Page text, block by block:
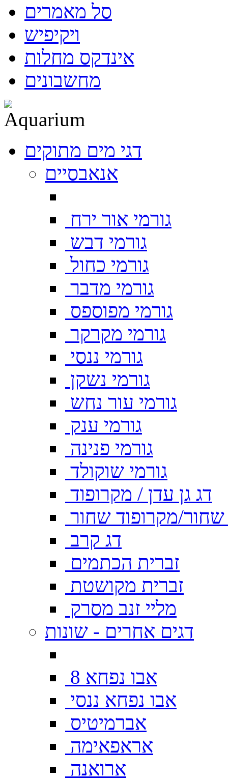
סל מאמרים
ויקיפיש
אינדקס מחלות
מחשבונים
דגי מים מתוקים
אנאבסיים
גורמי אור ירח
גורמי דבש
גורמי כחול
גורמי מדבר
גורמי מפוספס
גורמי מקרקר
גורמי ננסי
גורמי נשקן
גורמי עור נחש
גורמי ענק
גורמי פנינה
גורמי שוקולד
דג גן עדן / מקרופוד
שחור/מקרופוד שחור
דג קרב
זברית הכתמים
זברית מקושטת
מליי זנב מסרק
דגים אחרים - שונות
אבו נפחא 8
אבו נפחא ננסי
אברמיטיס
אראפאימה
ארואנה